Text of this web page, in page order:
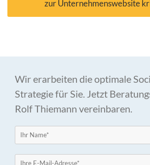
zur Unternehmenswebsite
Wir erarbeiten die optimale
Strategie für Sie. Jetzt
Rolf Thiemann vereinbaren.